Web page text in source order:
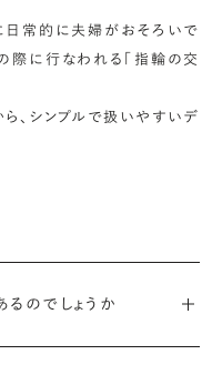
日常的に夫婦がおそろいで
際に行なわれる「指輪の交
、シンプルで扱いやすいデ
るのでしょうか